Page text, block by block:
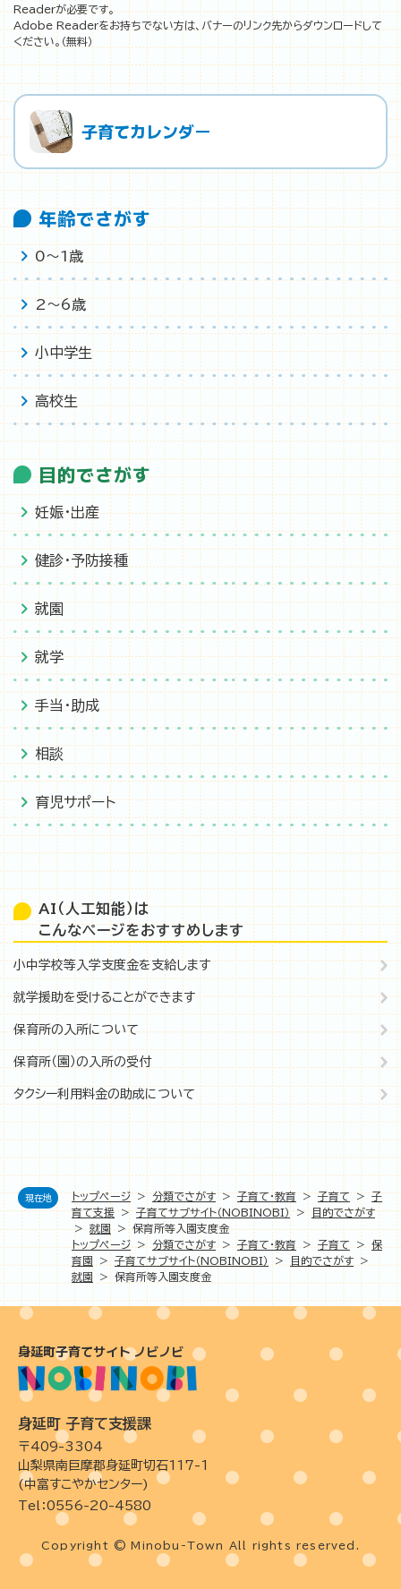
現在地 トップページ > 分類でさがす > 子育て・教育 > 子育て > 子
育て支援 > 子育てサブサイト（NOBINOBI） > 目的でさがす
> 就園 > 保育所等入園支度金
トップページ
> 分類でさがす > 子育て・教育 > 子育て >
保
育園
> 子育てサブサイト（NOBINOBI） > 目的でさがす
>
就園
> 保育所等入園支度金
Readerが必要です。
Adobe Readerをお持ちでない方は、バナーのリンク先からダウンロードして
ください。（無料）
子育てカレンダー
年齢でさがす
0〜1歳
2〜6歳
小中学生
高校生
目的でさがす
妊娠・出産
健診・予防接種
就園
就学
手当・助成
相談
育児サポート
AI（人工知能）は
こんなページをおすすめします
小中学校等入学支度金を支給します
就学援助を受けることができます
保育所の入所について
保育所（園）の入所の受付
タクシー利用料金の助成について
身延町子育てサイト ノビノビ
身延町 子育て支援課
〒409-3304
山梨県南巨摩郡身延町切石117-1
(中富すこやかセンター)
Tel：0556-20-4580
Copyright © Minobu-Town All rights reserved.